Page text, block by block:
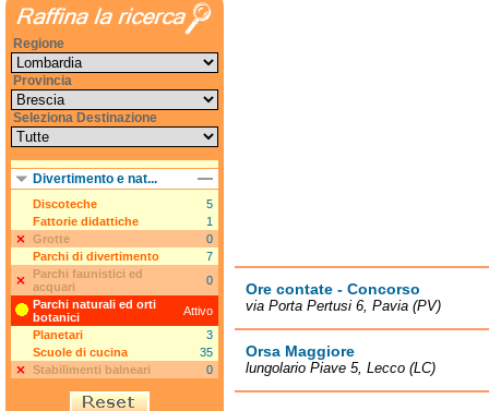
Ore contate - Concorso
via Porta Pertusi 6, Pavia (PV)
Orsa Maggiore
lungolario Piave 5, Lecco (LC)
Regione
Provincia
Seleziona Destinazione
Divertimento e nat...
Discoteche
5
Fattorie didattiche
1
Grotte
0
Parchi di divertimento
7
Parchi faunistici ed
acquari
0
Parchi naturali ed orti
botanici
Attivo
Planetari
3
Scuole di cucina
35
Stabilimenti balneari
0